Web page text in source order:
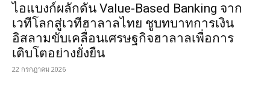
ไอแบงก์ผลักดัน Value-Based Banking จาก
เวทีโลกสู่เวทีฮาลาลไทย ชูบทบาทการเงิน
อิสลามขับเคลื่อนเศรษฐกิจฮาลาลเพื่อการ
เติบโตอย่างยั่งยืน
22 กรกฎาคม 2026